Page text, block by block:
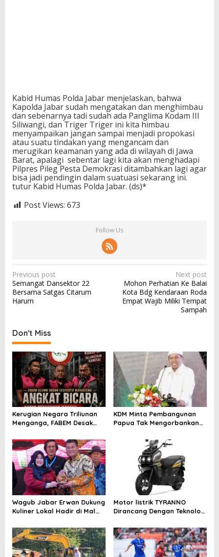
Kabid Humas Polda Jabar menjelaskan, bahwa
Kapolda Jabar sudah mengatakan dan menghimbau
dan sebenarnya tadi sudah ada Panglima Kodam III
Siliwangi, dan Triger Triger ini kita himbau
menyampaikan jangan sampai menjadi propokasi
atau suatu tindakan yang mengancam dan
merugikan keamanan yang ada di wilayah di Jawa
Barat, apalagi sebentar lagi kita akan menghadapi
Pilpres Pileg Pesta Demokrasi ditambahkan lagi agar
bisa jadi pendingin dalam suatuasi sekarang ini.
tutur Kabid Humas Polda Jabar. (ds)*
Post Views: 673
Follow Us
P
o
s
n
a
v
i
g
a
t
i
o
n
Previous post
Semangat Dansektor 22
Bersama Satgas Citarum
Harum
Next post
Mohon Perhatian Ke Balai
Kota Bdg Kendaraan Roda
Empat Wajib Miliki Tempat
Sampah
Don't Miss
Kerugian Negara Triliunan
Menganga, FABEM Desak
Afiliasi Tersangka MBG
KDM Minta Pembangunan
Papua Tak Mengorbankan
Wagub Jabar Erwan Dukung
Kuliner Lokal Hadir di Mal
Motor listrik TYRANNO
Dirancang Dengan Teknologi